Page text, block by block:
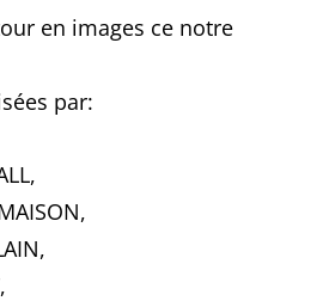
en images ce notre
par: